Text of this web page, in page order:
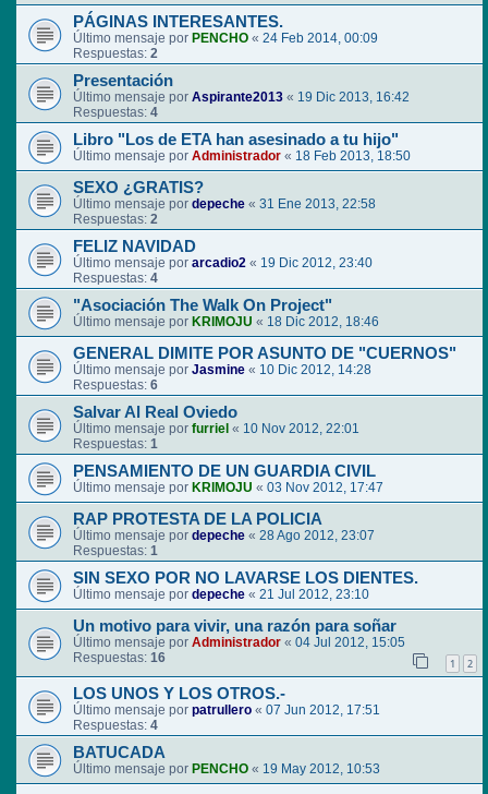
PÁGINAS INTERESANTES.
Último mensaje por PENCHO « 24 Feb 2014, 00:09
Respuestas: 2
Presentación
Último mensaje por Aspirante2013 « 19 Dic 2013, 16:42
Respuestas: 4
Libro "Los de ETA han asesinado a tu hijo"
Último mensaje por Administrador « 18 Feb 2013, 18:50
SEXO ¿GRATIS?
Último mensaje por depeche « 31 Ene 2013, 22:58
Respuestas: 2
FELIZ NAVIDAD
Último mensaje por arcadio2 « 19 Dic 2012, 23:40
Respuestas: 4
"Asociación The Walk On Project"
Último mensaje por KRIMOJU « 18 Dic 2012, 18:46
GENERAL DIMITE POR ASUNTO DE "CUERNOS"
Último mensaje por Jasmine « 10 Dic 2012, 14:28
Respuestas: 6
Salvar Al Real Oviedo
Último mensaje por furriel « 10 Nov 2012, 22:01
Respuestas: 1
PENSAMIENTO DE UN GUARDIA CIVIL
Último mensaje por KRIMOJU « 03 Nov 2012, 17:47
RAP PROTESTA DE LA POLICIA
Último mensaje por depeche « 28 Ago 2012, 23:07
Respuestas: 1
SIN SEXO POR NO LAVARSE LOS DIENTES.
Último mensaje por depeche « 21 Jul 2012, 23:10
Un motivo para vivir, una razón para soñar
Último mensaje por Administrador « 04 Jul 2012, 15:05
Respuestas: 16 1 2
LOS UNOS Y LOS OTROS.-
Último mensaje por patrullero « 07 Jun 2012, 17:51
Respuestas: 4
BATUCADA
Último mensaje por PENCHO « 19 May 2012, 10:53